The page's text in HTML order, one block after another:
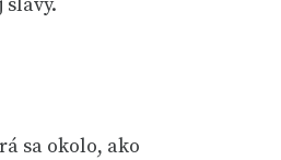
sa okolo, ako